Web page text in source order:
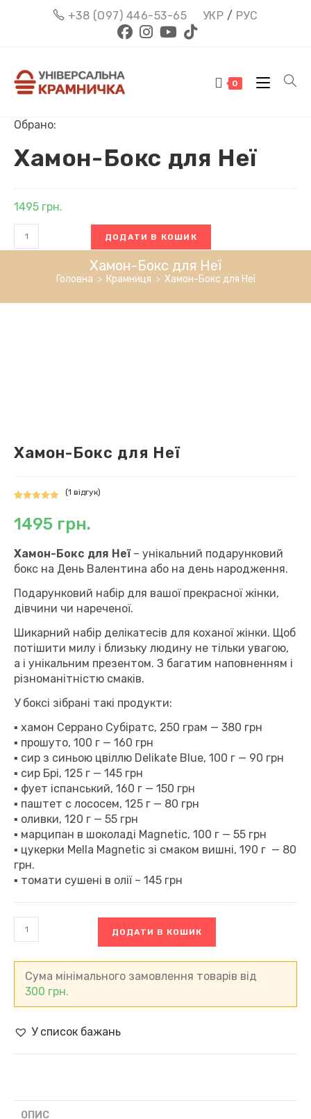
+38 (О97) 446-53-65 УКР / РУС
0
Обрано:
Хамон-Бокс для Неї
1495 грн.
Бокс
ДОДАТИ В КОШИК
Хамон-Бокс для Неї
Головна > Крамниця > Хамон-Бокс для Неї
Хамон-Бокс для Неї
5.00з 5 на
покупця
(1 відгук)
1495 грн.
Хамон-Бокс для Неї– унікальний подарунковий
бокс на День Валентина або на день народження.
Подарунковий набір для вашої прекрасної жінки,
дівчини чи нареченої.
Шикарний набір делікатесів для коханої жінки. Щоб
потішити милу і близьку людину не тільки увагою,
а і унікальним презентом. З багатим наповненням і
різноманітністю смаків.
У боксі зібрані такі продукти:
▪ хамон Серрано Субіратс, 250 грам — 380 грн
▪ прошуто, 100 г — 160 грн
▪ сир з синьою цвіллю Delikate Blue, 100 г — 90 грн
▪ сир Брі, 125 г — 145 грн
▪ фует іспанський, 160 г — 150 грн
▪ паштет с лососем, 125 г — 80 грн
▪ оливки, 120 г — 55 грн
▪ марципан в шоколаді Magnetic, 100 г — 55 грн
▪ цукерки Mella Мagnetic зі смаком вишні, 190 г — 80
грн.
▪ томати сушені в олії – 145 грн
Бокс
Неї
кількість
ДОДАТИ В КОШИК
Сума мінімального замовлення товарів від
300 грн.
У список бажань
ОПИС